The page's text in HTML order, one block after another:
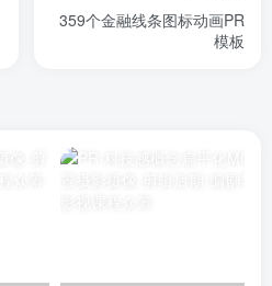
359个金融线条图标动画PR
模板